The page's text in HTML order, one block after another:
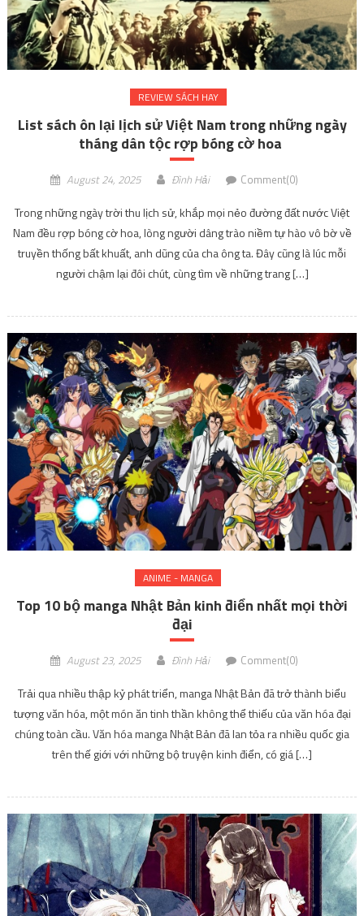
REVIEW SÁCH HAY
List sách ôn lại lịch sử Việt Nam trong những ngày
tháng dân tộc rợp bóng cờ hoa
August 24, 2025 Đình Hải Comment(0)
Trong những ngày trời thu lịch sử, khắp mọi nẻo đường đất nước Việt
Nam đều rợp bóng cờ hoa, lòng người dâng trào niềm tự hào vô bờ về
truyền thống bất khuất, anh dũng của cha ông ta. Đây cũng là lúc mỗi
người chậm lại đôi chút, cùng tìm về những trang […]
ANIME - MANGA
Top 10 bộ manga Nhật Bản kinh điển nhất mọi thời
đại
August 23, 2025 Đình Hải Comment(0)
Trải qua nhiều thập kỷ phát triển, manga Nhật Bản đã trở thành biểu
tượng văn hóa, một món ăn tinh thần không thể thiếu của văn hóa đại
chúng toàn cầu. Văn hóa manga Nhật Bản đã lan tỏa ra nhiều quốc gia
trên thế giới với những bộ truyện kinh điển, có giá […]